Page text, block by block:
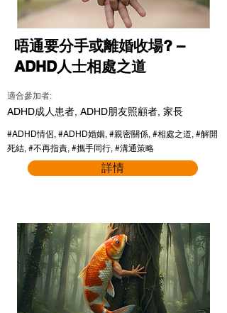
唔通要分手或離婚收場? –
ADHD人士相處之道
適合參加者:
ADHD成人患者, ADHD朋友照顧者, 家長
#ADHD情侶, #ADHD婚姻, #親密關係, #相處之道, #解開
死結, #不再指責, #攜手同行, #溝通策略
詳情